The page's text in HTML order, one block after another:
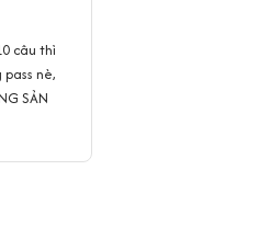
câu thì
nè,
SẢN